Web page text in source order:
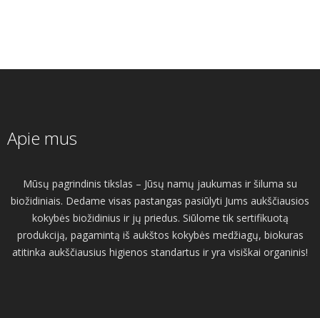
Apie mus
Mūsų pagrindinis tikslas – Jūsų namų jaukumas ir šiluma su
biožidiniais. Dedame visas pastangas pasiūlyti Jums aukščiausios
kokybės biožidinius ir jų priedus. Siūlome tik sertifikuotą
produkciją, pagamintą iš aukštos kokybės medžiagų, biokuras
atitinka aukščiausius higienos standartus ir yra visiškai organinis!